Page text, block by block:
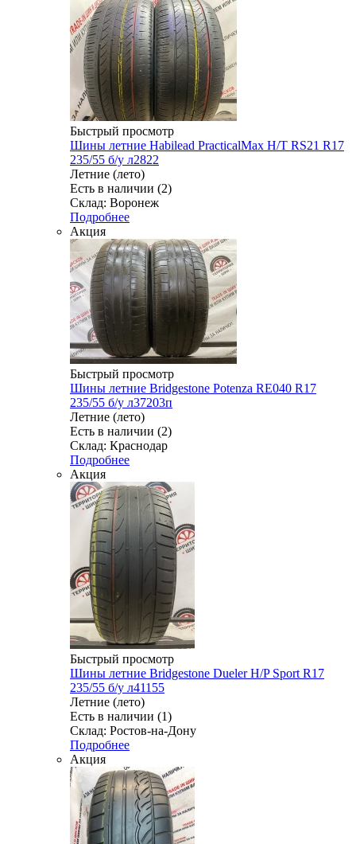
Быстрый просмотр
Шины летние Habilead PracticalMax H/T RS21 R17
235/55 б/у л2822
Летние (лето)
Есть в наличии (2)
Склад: Воронеж
Подробнее
Акция
Быстрый просмотр
Шины летние Bridgestone Potenza RE040 R17
235/55 б/у л37203п
Летние (лето)
Есть в наличии (2)
Склад: Краснодар
Подробнее
Акция
Быстрый просмотр
Шины летние Bridgestone Dueler H/P Sport R17
235/55 б/у л41155
Летние (лето)
Есть в наличии (1)
Склад: Ростов-на-Дону
Подробнее
Акция